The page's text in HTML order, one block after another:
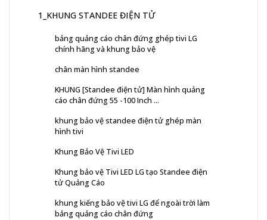
1_KHUNG STANDEE ĐIỆN TỬ
bảng quảng cáo chân đứng ghép tivi LG
chính hãng và khung bảo vệ
chân màn hình standee
KHUNG [Standee điện tử] Màn hình quảng
cáo chân đứng 55 -100 Inch ...
khung bảo vệ standee điện tử ghép màn
hình tivi
Khung Bảo Vệ Tivi LED
Khung bảo vệ Tivi LED LG tạo Standee điện
tử Quảng Cáo
khung kiếng bảo vệ tivi LG để ngoài trời làm
bảng quảng cáo chân đứng